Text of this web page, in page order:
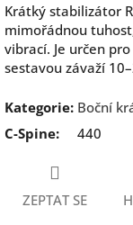
Krátký stabilizátor
mimořádnou
vibrací. Je určen
sestavou závaží
Kategorie: Boční
C-Spine: 440
ZEPTAT SE